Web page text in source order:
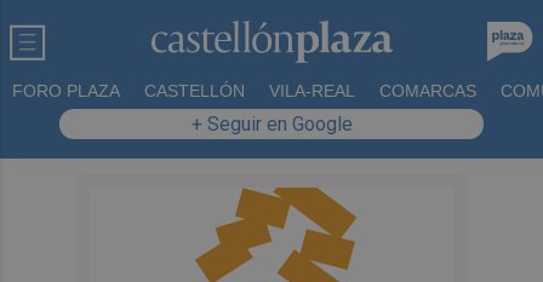
FORO PLAZA CASTELLÓN VILA-REAL COMARCAS
+ Seguir en Google